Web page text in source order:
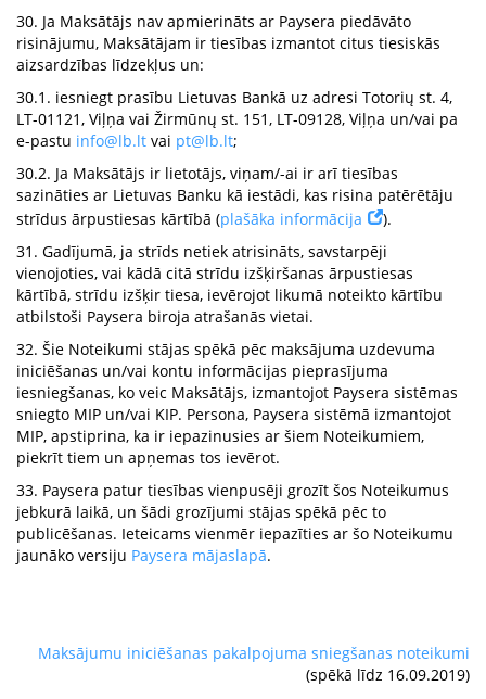
30. Ja Maksātājs nav apmierināts ar Paysera piedāvāto
risinājumu, Maksātājam ir tiesības izmantot citus tiesiskās
aizsardzības līdzekļus un:
30.1. iesniegt prasību Lietuvas Bankā uz adresi Totorių st. 4,
LT-01121, Viļņa vai Žirmūnų st. 151, LT-09128, Viļņa un/vai pa
e-pastu info@lb.lt vai pt@lb.lt;
30.2. Ja Maksātājs ir lietotājs, viņam/-ai ir arī tiesības
sazināties ar Lietuvas Banku kā iestādi, kas risina patērētāju
strīdus ārpustiesas kārtībā (plašāka informācija
).
31. Gadījumā, ja strīds netiek atrisināts, savstarpēji
vienojoties, vai kādā citā strīdu izšķiršanas ārpustiesas
kārtībā, strīdu izšķir tiesa, ievērojot likumā noteikto kārtību
atbilstoši Paysera biroja atrašanās vietai.
32. Šie Noteikumi stājas spēkā pēc maksājuma uzdevuma
iniciēšanas un/vai kontu informācijas pieprasījuma
iesniegšanas, ko veic Maksātājs, izmantojot Paysera sistēmas
sniegto MIP un/vai KIP. Persona, Paysera sistēmā izmantojot
MIP, apstiprina, ka ir iepazinusies ar šiem Noteikumiem,
piekrīt tiem un apņemas tos ievērot.
33. Paysera patur tiesības vienpusēji grozīt šos Noteikumus
jebkurā laikā, un šādi grozījumi stājas spēkā pēc to
publicēšanas. Ieteicams vienmēr iepazīties ar šo Noteikumu
jaunāko versiju Paysera mājaslapā.
Maksājumu iniciēšanas pakalpojuma sniegšanas noteikumi
(spēkā līdz 16.09.2019)